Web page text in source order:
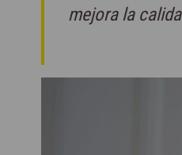
mejora la